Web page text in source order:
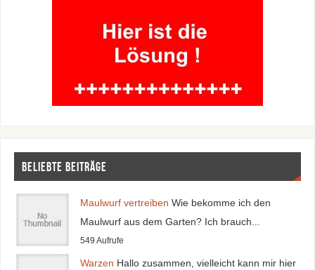
Beliebte Beiträge
Maulwurf vertreiben Wie bekomme ich den
Maulwurf aus dem Garten? Ich brauch...
549 Aufrufe
Warzen Hallo zusammen, vielleicht kann mir hier